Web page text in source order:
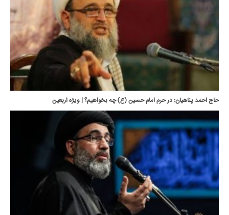
حاج احمد پناهیان: در حرم امام حسین (ع) چه بخواهیم؟ | ویژه اربعین